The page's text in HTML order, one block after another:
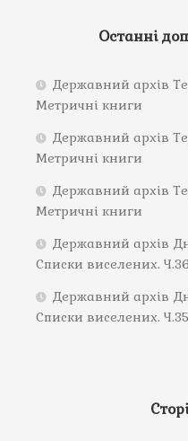
Останні
Державний архів
Метричні книги
Державний архів
Метричні книги
Державний архів
Метричні книги
Державний архів
Списки виселених. Ч.36
Державний архів
Списки виселених. Ч.35